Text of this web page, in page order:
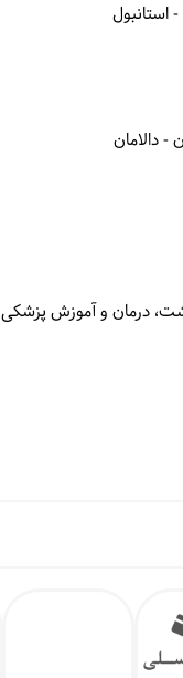
- استانبول
- دالامان
درمان و آموزش پزشکی